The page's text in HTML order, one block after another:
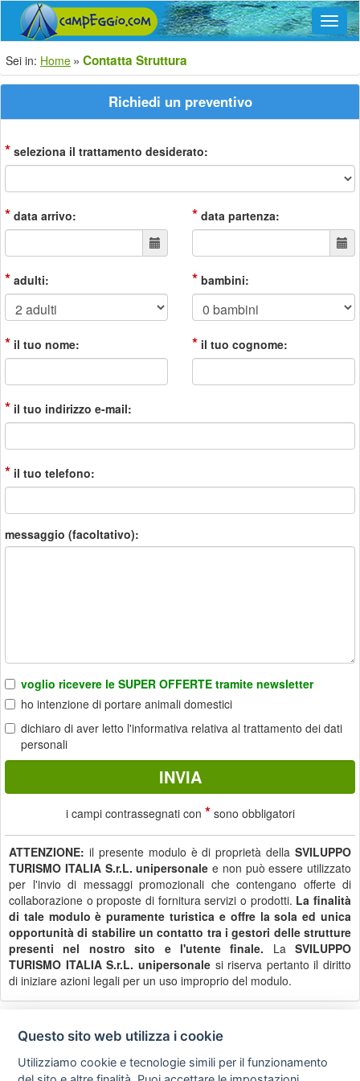
Sei in: Home Contatta Struttura
Richiedi un preventivo
* seleziona il trattamento desiderato:
* data arrivo: * data partenza:
* adulti: * bambini:
* il tuo nome: * il tuo cognome:
* il tuo indirizzo e-mail:
* il tuo telefono:
messaggio (facoltativo):
voglio ricevere le SUPER OFFERTE tramite newsletter
ho intenzione di portare animali domestici
dichiaro di aver letto l'informativa relativa al trattamento dei dati
personali
i campi contrassegnati con *sono obbligatori
ATTENZIONE: il presente modulo è di proprietà della SVILUPPO
TURISMO ITALIA S.r.L. unipersonale e non può essere utilizzato
per l'invio di messaggi promozionali che contengano offerte di
collaborazione o proposte di fornitura servizi o prodotti. La finalità
di tale modulo è puramente turistica e offre la sola ed unica
opportunità di stabilire un contatto tra i gestori delle strutture
presenti nel nostro sito e l'utente finale. La SVILUPPO
TURISMO ITALIA S.r.L. unipersonalesi riserva pertanto il diritto
di iniziare azioni legali per un uso improprio del modulo.
Privacy
policy
Avviso
legale
Questo sito web utilizza i cookie
Utilizziamo cookie e tecnologie simili per il funzionamento